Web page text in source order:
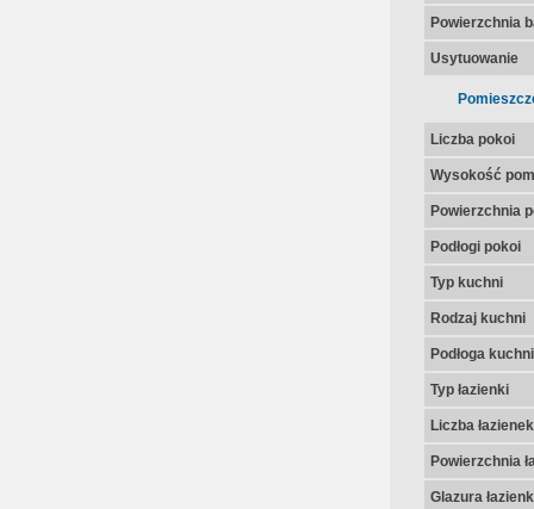
Powierzchnia
Usytuowanie
Liczba pokoi
Wysokość
Powierzchnia
Podłogi pokoi
Typ kuchni
Rodzaj kuchni
Podłoga kuchni
Typ łazienki
Liczba łazienek
Powierzchnia
Glazura